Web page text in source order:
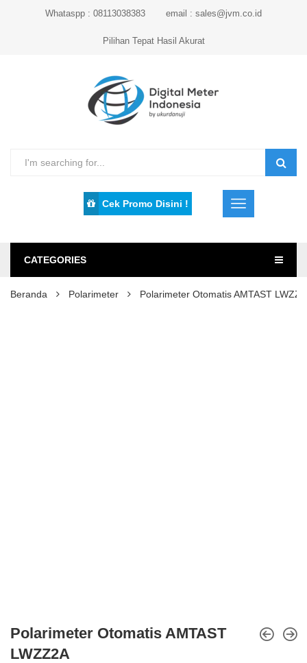
Whataspp : 08113038383 email : sales@jvm.co.id
Pilihan Tepat Hasil Akurat
Cek Promo Disini !
CATEGORIES
Beranda Polarimeter Polarimeter Otomatis AMTAST
Polarimeter Otomatis AMTAST
LWZZ2A